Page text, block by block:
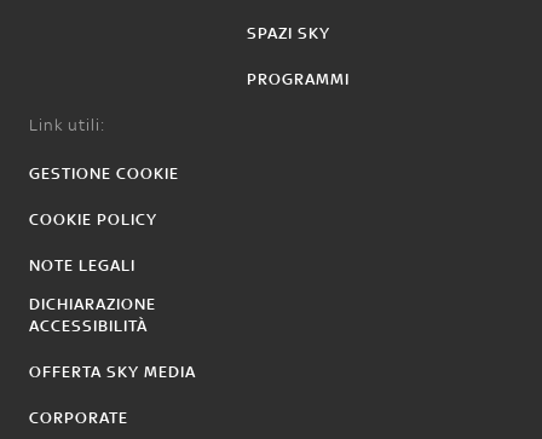
SPAZI SKY
PROGRAMMI
Link utili:
GESTIONE COOKIE
COOKIE POLICY
NOTE LEGALI
DICHIARAZIONE
ACCESSIBILITÀ
OFFERTA SKY MEDIA
CORPORATE